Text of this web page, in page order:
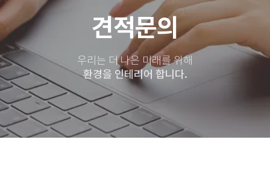
견적문의
우리는 더 나은 미래를 위해
환경을 인테리어 합니다.